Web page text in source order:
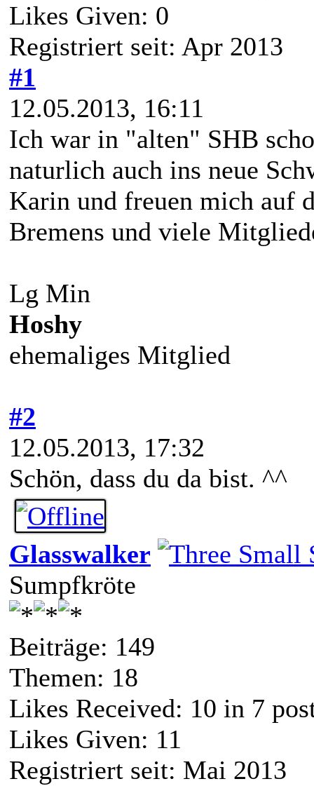
Likes Given: 0
Registriert seit: Apr 2013
#1
12.05.2013, 16:11
Ich war in "alten" SHB
naturlich auch ins neue
Karin und freuen mich auf
Bremens und viele
Lg Min
Hoshy
ehemaliges Mitglied
#2
12.05.2013, 17:32
Schön, dass du da bist. ^^
Glasswalker
Sumpfkröte
Beiträge: 149
Themen: 18
Likes Received: 10 in 7
Likes Given: 11
Registriert seit: Mai 2013